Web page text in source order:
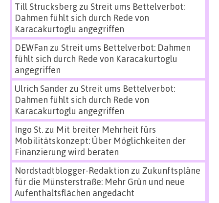
Till Strucksbergzu Streit ums Bettelverbot:
Dahmen fühlt sich durch Rede von
Karacakurtoglu angegriffen
DEWFan zu Streit ums Bettelverbot: Dahmen
fühlt sich durch Rede von Karacakurtoglu
angegriffen
Ulrich Sanderzu Streit ums Bettelverbot:
Dahmen fühlt sich durch Rede von
Karacakurtoglu angegriffen
Ingo St.zu Mit breiter Mehrheit fürs
Mobilitätskonzept: Über Möglichkeiten der
Finanzierung wird beraten
Nordstadtblogger-Redaktion zu Zukunftspläne
für die Münsterstraße: Mehr Grün und neue
Aufenthaltsflächen angedacht